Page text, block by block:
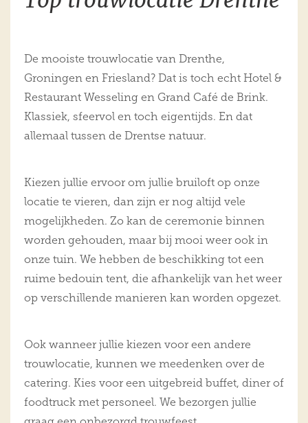
De mooiste trouwlocatie van Drenthe,
Groningen en Friesland? Dat is toch echt Hotel &
Restaurant Wesseling en Grand Café de Brink.
Klassiek, sfeervol en toch eigentijds. En dat
allemaal tussen de Drentse natuur.
Kiezen jullie ervoor om jullie bruiloft op onze
locatie te vieren, dan zijn er nog altijd vele
mogelijkheden. Zo kan de ceremonie binnen
worden gehouden, maar bij mooi weer ook in
onze tuin. We hebben de beschikking tot een
ruime bedouin tent, die afhankelijk van het weer
op verschillende manieren kan worden opgezet.
Ook wanneer jullie kiezen voor een andere
trouwlocatie, kunnen we meedenken over de
catering. Kies voor een uitgebreid buffet, diner of
foodtruck met personeel. We bezorgen jullie